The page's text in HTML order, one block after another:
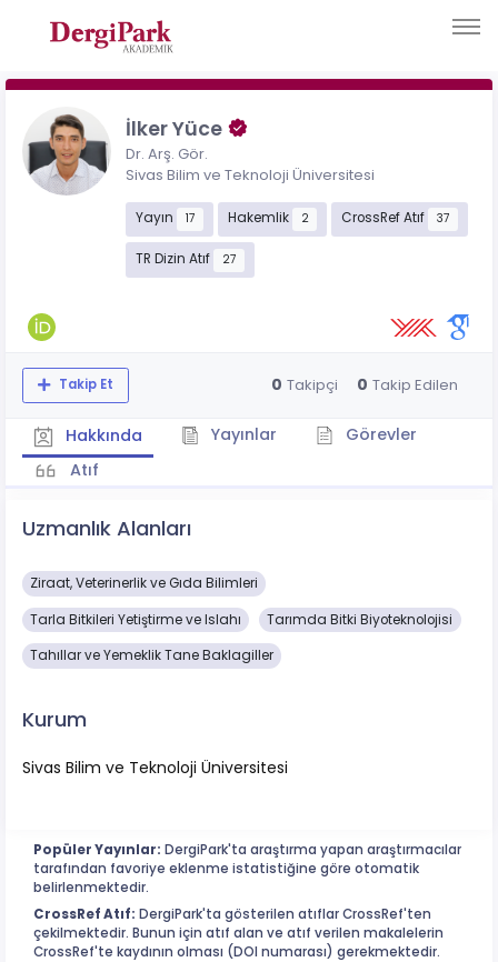
İlker Yüce
Dr. Arş. Gör.
Sivas Bilim ve Teknoloji Üniversitesi
Yayın 17 Hakemlik 2 CrossRef Atıf 37
TR Dizin Atıf 27
Takip Et 0 Takipçi 0 Takip Edilen
Hakkında Yayınlar
Görevler
Atıf
Uzmanlık Alanları
Ziraat, Veterinerlik ve Gıda Bilimleri
Tarla Bitkileri Yetiştirme ve Islahı Tarımda Bitki Biyoteknolojisi
Tahıllar ve Yemeklik Tane Baklagiller
Kurum
Sivas Bilim ve Teknoloji Üniversitesi
Popüler Yayınlar: DergiPark'ta araştırma yapan araştırmacılar
tarafından favoriye eklenme istatistiğine göre otomatik
belirlenmektedir.
CrossRef Atıf: DergiPark'ta gösterilen atıflar CrossRef'ten
çekilmektedir. Bunun için atıf alan ve atıf verilen makalelerin
CrossRef'te kaydının olması (DOI numarası) gerekmektedir.